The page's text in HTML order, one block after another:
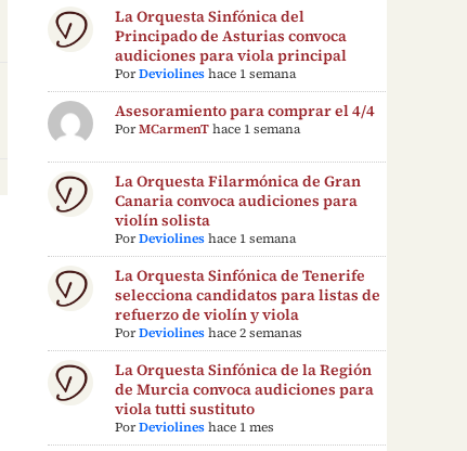
La Orquesta Sinfónica del
Principado de Asturias convoca
audiciones para viola principal
PorDeviolines hace 1 semana
Asesoramiento para comprar el 4/4
PorMCarmenT hace 1 semana
La Orquesta Filarmónica de Gran
Canaria convoca audiciones para
violín solista
PorDeviolines hace 1 semana
La Orquesta Sinfónica de Tenerife
selecciona candidatos para listas de
refuerzo de violín y viola
PorDeviolines hace 2 semanas
La Orquesta Sinfónica de la Región
de Murcia convoca audiciones para
viola tutti sustituto
PorDeviolines hace 1 mes